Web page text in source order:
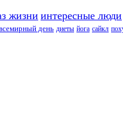
жизни интересные люди
день диеты йога сайкл